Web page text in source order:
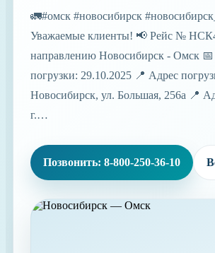
🚛#омск #новосибирск
Уважаемые клиенты! 📢 Рейс №
направлению Новосибирск - Омск 📅
погрузки: 29.10.2025 📍 Адрес
Новосибирск, ул. Большая, 256а 📍
г.…
Позвонить: 8-800-250-36-10